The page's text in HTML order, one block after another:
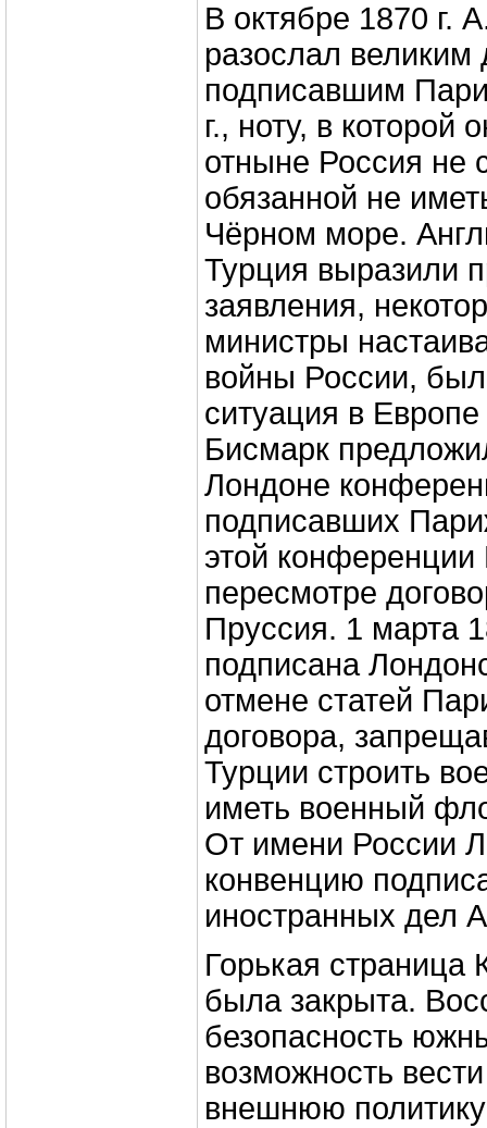
В октябре 1870 г.
разослал
подписавшим
г., ноту, в которой
отныне Россия не
обязанной не
Чёрном море.
Турция выразили
заявления,
министры
войны России,
ситуация в
Бисмарк
Лондоне
подписавших
этой конференции
пересмотре
Пруссия. 1 марта
подписана
отмене статей
договора,
Турции строить
иметь военный
От имени России
конвенцию
иностранных дел
Горькая
была закрыта.
безопасность
возможность
внешнюю